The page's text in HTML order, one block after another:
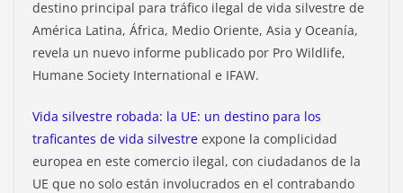
destino principal para tráfico ilegal de vida silvestre de
América Latina, África, Medio Oriente, Asia y Oceanía,
revela un nuevo informe publicado por Pro Wildlife,
Humane Society International e IFAW.
Vida silvestre robada: la UE: un destino para los
traficantes de vida silvestre expone la complicidad
europea en este comercio ilegal, con ciudadanos de la
UE que no solo están involucrados en el contrabando